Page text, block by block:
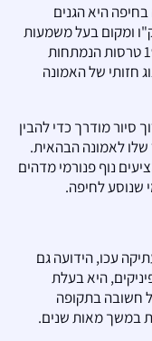
היא הגנים
ומקום בעל משמעות
דתית לאמונה הבהאית. הגנים מורכבים מ-19 טרסות הנמתחות
חזותי של האמונה
סיור מודרך כדי להבין
לאמונה הבהאית.
נוף פנורמי מדהים
שנוסע לחיפה.
עכו, הידועה גם
היא בעלת
חשובה בתקופה
במשך מאות שנים.